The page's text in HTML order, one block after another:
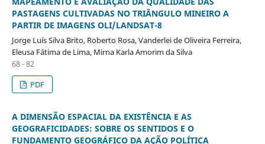
PASTAGENS CULTIVADAS NO TRIÂNGULO MINEIRO A
PARTIR DE IMAGENS OLI/LANDSAT-8
Jorge Luís Silva Brito, Roberto Rosa, Vanderlei de Oliveira Ferreira,
Eleusa Fátima de Lima, Mirna Karla Amorim da Silva
68 - 82
PDF
A DIMENSÃO ESPACIAL DA EXISTÊNCIA E AS
GEOGRAFICIDADES: SOBRE OS SENTIDOS E O
FUNDAMENTO GEOGRÁFICO DA AÇÃO POLÍTICA